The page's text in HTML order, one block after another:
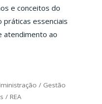
e conceitos do
essenciais
atendimento ao
/ Gestão
/ REA